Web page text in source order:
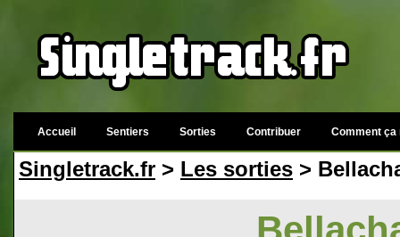
Accueil Sentiers Sorties Contribuer Comment ça
Singletrack.fr > Les sorties >